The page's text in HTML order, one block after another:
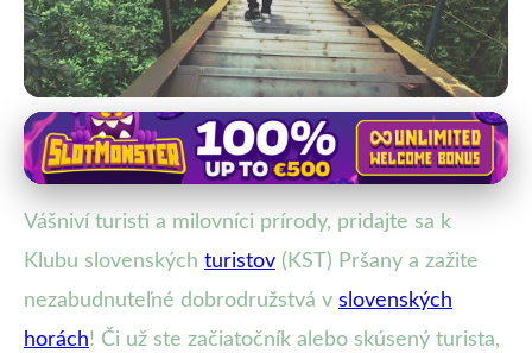
Príprava na turistiku
Objavte krásy Slovenska s KST
Pršany: Tip na bezpečný výlet
Vášniví turisti a milovníci prírody, pridajte sa k
Klubu slovenských turistov (KST) Pršany a zažite
nezabudnuteľné dobrodružstvá v slovenských
horách! Či už ste začiatočník alebo skúsený turista,